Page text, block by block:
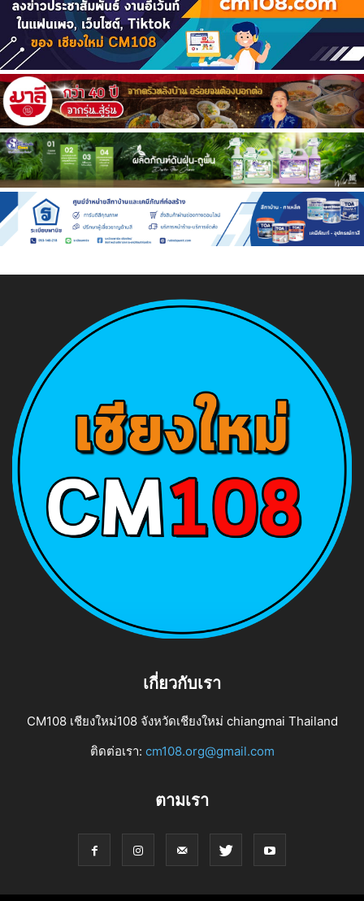
เกี่ยวกับเรา
CM108 เชียงใหม่108 จังหวัดเชียงใหม่ chiangmai Thailand
ติดต่อเรา: cm108.org@gmail.com
ตามเรา